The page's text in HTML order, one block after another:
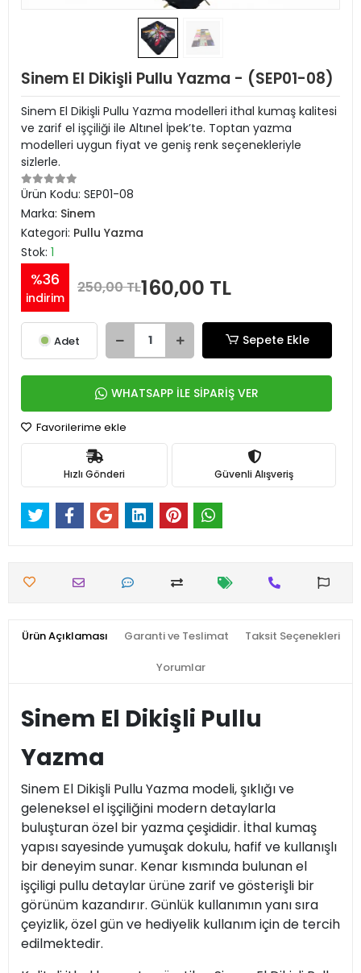
Sinem El Dikişli Pullu Yazma - (SEP01-08)
Sinem El Dikişli Pullu Yazma modelleri ithal kumaş kalitesi
ve zarif el işçiliği ile Altınel İpek’te. Toptan yazma
modelleri uygun fiyat ve geniş renk seçenekleriyle
sizlerle.
Ürün Kodu: SEP01-08
Marka: Sinem
Kategori: Pullu Yazma
Stok: 1
%36
indirim
250,00 TL160,00 TL
Adet Sepete Ekle
WHATSAPP İLE SİPARİŞ VER
Favorilerime ekle
Hızlı Gönderi Güvenli Alışveriş
Ürün Açıklaması Garanti ve Teslimat Taksit Seçenekleri
Yorumlar
Sinem El Dikişli Pullu
Yazma
Sinem El Dikişli Pullu Yazma modeli, şıklığı ve
geleneksel el işçiliğini modern detaylarla
buluşturan özel bir yazma çeşididir. İthal kumaş
yapısı sayesinde yumuşak dokulu, hafif ve kullanışlı
bir deneyim sunar. Kenar kısmında bulunan el
işçiligi pullu detaylar ürüne zarif ve gösterişli bir
görünüm kazandırır. Günlük kullanımın yanı sıra
çeyizlik, özel gün ve hediyelik kullanım için de tercih
edilmektedir.